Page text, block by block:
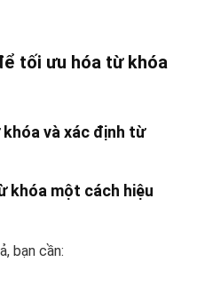
tối ưu hóa từ khóa
và xác định từ
khóa một cách hiệu
bạn cần: